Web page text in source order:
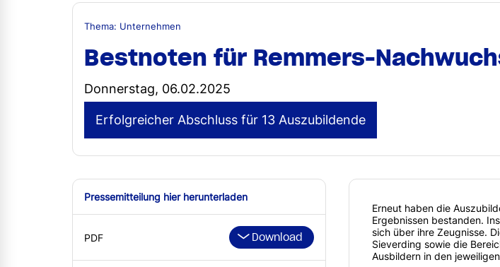
Thema: Unternehmen
Bestnoten für Remmers-
Donnerstag, 06.02.2025
Erfolgreicher Abschluss für 13 Auszubildende
Pressemitteilung hier herunterladen
PDF Download
Erneut haben die
Ergebnissen bestanden.
sich über ihre Zeugnisse.
Sieverding sowie die
Ausbildern in den